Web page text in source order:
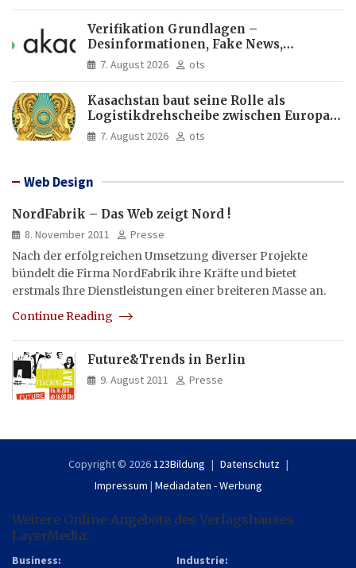
Verifikation Grundlagen –
Desinformationen, Fake News,
manipulierte Inhalte | dpa-Akademie
7. August 2026 ots
Kasachstan baut seine Rolle als
Logistikdrehscheibe zwischen Europa
und Asien aus
7. August 2026 ots
Web Design
NordFabrik – Das Web zeigt Nord !
8. November 2011
Presse
Nach der erfolgreichen Umsetzung diverser Projekte
bündelt die Firma NordFabrik ihre Kräfte und bietet
erstmals Ihre Dienstleistungen einer breiteren Masse an.
Continue Reading
Future&Trends in Berlin
9. August 2011 Presse
Copyright © 2026 123Bildung
Datenschutz
Impressum | Mediadaten - Werbung
Weitere Online-Angebote des Verlagshauses
LayerMedia:
Business:
Industrie: